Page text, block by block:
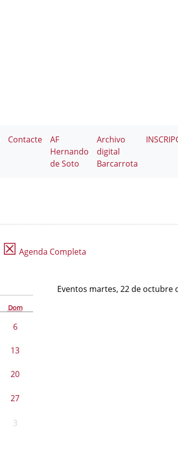
Contacte
AF
Hernando
de Soto
Archivo
digital
Barcarrota
☒ Agenda Completa
Dom
6
13
20
27
3
Eventos martes, 22 de octubre